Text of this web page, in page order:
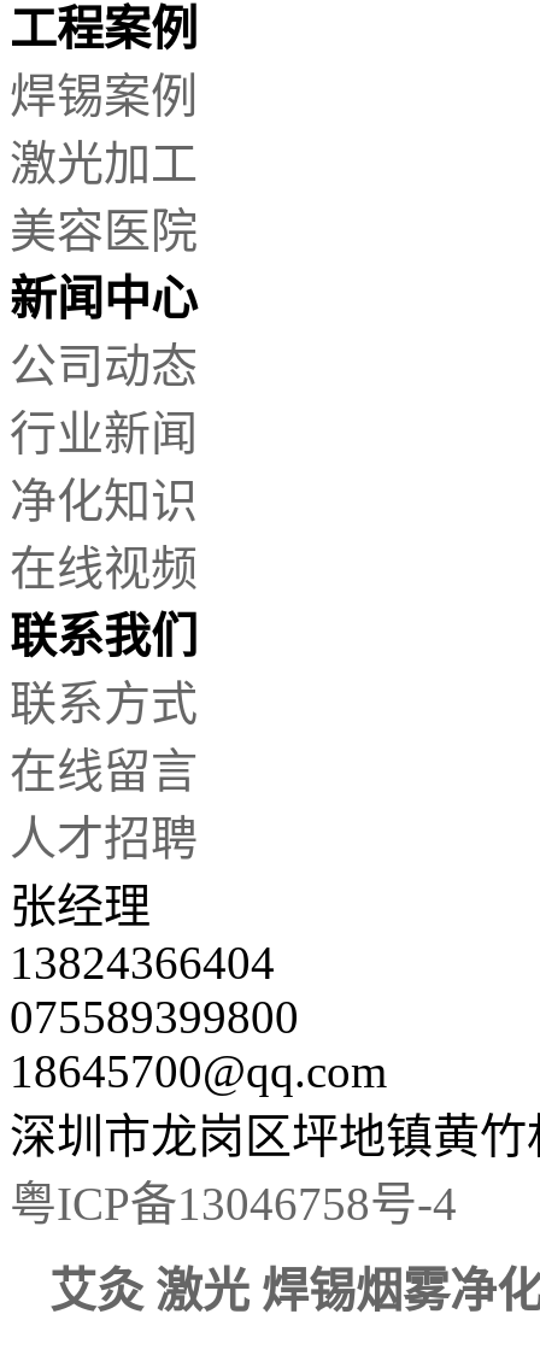
工程案例
焊锡案例
激光加工
美容医院
新闻中心
公司动态
行业新闻
净化知识
在线视频
联系我们
联系方式
在线留言
人才招聘
张经理
13824366404
075589399800
18645700@qq.com
深圳市龙岗区坪地镇黄竹
粤ICP备13046758号-4
艾灸 激光 焊锡烟雾净